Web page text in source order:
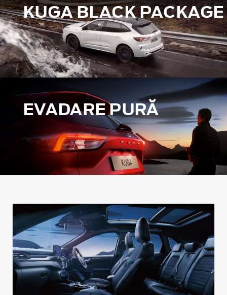
KUGA BLACK PACKAGE
EVADARE PURĂ